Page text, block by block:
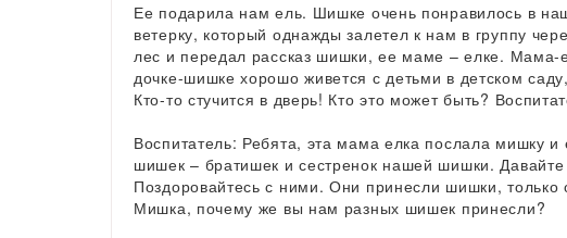
Ее подарила нам ель. Шишке очень понравилось в
ветерку, который однажды залетел к нам в группу
лес и передал рассказ шишки, ее маме – елке. Мама-
дочке-шишке хорошо живется с детьми в детском
Кто-то стучится в дверь! Кто это может быть?
Воспитатель: Ребята, эта мама елка послала мишку
шишек – братишек и сестренок нашей шишки.
Поздоровайтесь с ними. Они принесли шишки,
Мишка, почему же вы нам разных шишек принесли?